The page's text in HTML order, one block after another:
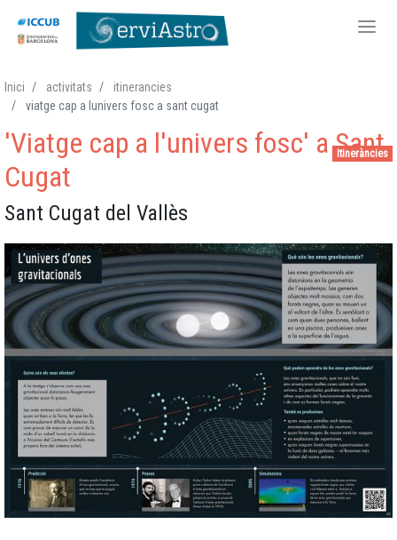
al
Inici activitats
itinerancies
viatge cap a lunivers fosc a sant cugat
Itineràncies
'Viatge cap a l'univers fosc' a Sant
Cugat
Sant Cugat del Vallès